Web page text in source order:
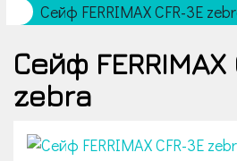
Сейф FERRIMAX CFR-3E
Сейф FERRIMAX
zebra